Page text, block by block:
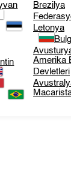
Brezilya
Letonya
Amerika
Devletleri